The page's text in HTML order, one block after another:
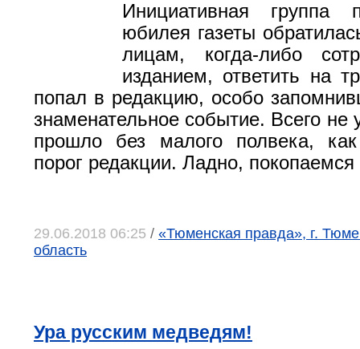
Инициативная группа
юбилея газеты
лицам, когда-либо
изданием, ответить на
попал в редакцию, особо
знаменательное событие. Всего
прошло без малого полвека,
порог редакции. Ладно,
29.06.2018 06:25 / «Тюменская правда», г.
область
Ура русским медведям!